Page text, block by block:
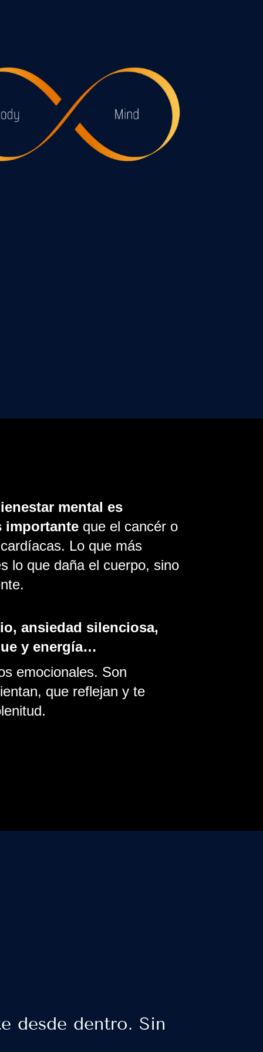
mental es
importanteque el cancér o
Lo que más
lo que daña el cuerpo, sino
ansiedad silenciosa,
y energía…
emocionales. Son
que reflejan y te
desde dentro. Sin